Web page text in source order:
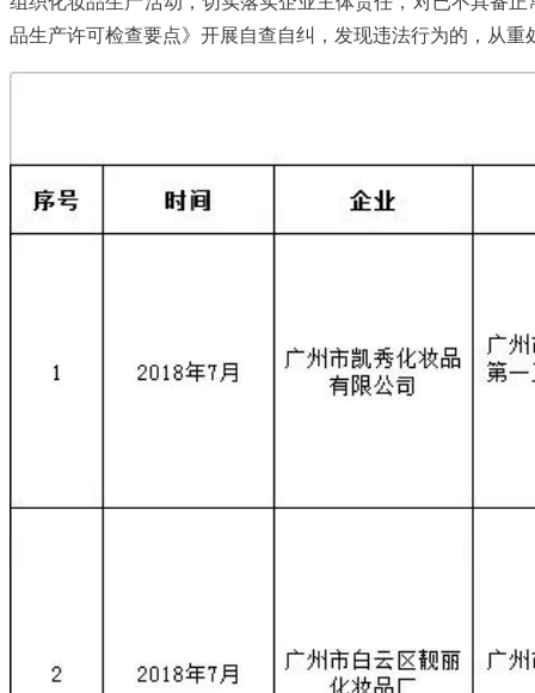
品生产许可检查要点》开展自查自纠，发现违法行为的，从重